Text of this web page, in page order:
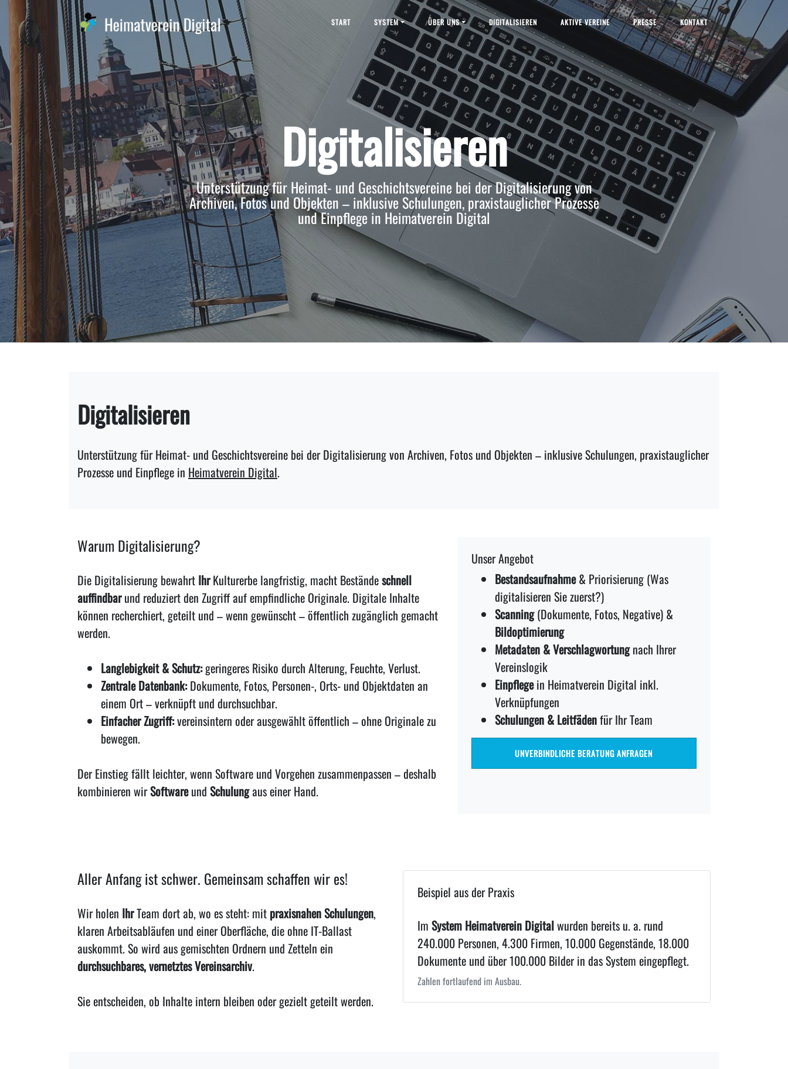
START SYSTEM ÜBER UNS DIGITALISIEREN AKTIVE VEREINE PRESSE KONTAKT
Digitalisieren
Unterstützung für Heimat- und Geschichtsvereine bei derDigitalisierung von
Archiven, Fotos und Objekten– inklusive Schulungen, praxistauglicher Prozesse
und Einpflege in Heimatverein Digital
Digitalisieren
Unterstützung für Heimat- und Geschichtsvereine bei derDigitalisierung von Archiven, Fotos und Objekten – inklusive Schulungen, praxistauglicher
Prozesse und Einpflege in Heimatverein Digital.
Warum Digitalisierung?
Die Digitalisierung bewahrt IhrKulturerbe langfristig, macht Beständeschnell
auffindbarund reduziert den Zugriff auf empfindliche Originale. Digitale Inhalte
können recherchiert, geteilt und – wenn gewünscht – öffentlich zugänglich gemacht
werden.
Langlebigkeit & Schutz:geringeres Risiko durch Alterung, Feuchte, Verlust.
Zentrale Datenbank:Dokumente, Fotos, Personen-, Orts- und Objektdaten an
einem Ort – verknüpft und durchsuchbar.
Einfacher Zugriff:vereinsintern oder ausgewählt öffentlich – ohne Originale zu
bewegen.
Der Einstieg fällt leichter, wenn Software und Vorgehen zusammenpassen – deshalb
kombinieren wirSoftwareund Schulungaus einer Hand.
Unser Angebot
Bestandsaufnahme& Priorisierung (Was
digitalisieren Sie zuerst?)
Scanning(Dokumente, Fotos, Negative) &
Bildoptimierung
Metadaten & Verschlagwortungnach Ihrer
Vereinslogik
Einpflegein Heimatverein Digital inkl.
Verknüpfungen
Schulungen & Leitfädenfür Ihr Team
UNVERBINDLICHE BERATUNG ANFRAGEN
Aller Anfang ist schwer. Gemeinsam schaffen wir es!
Wir holen IhrTeam dort ab, wo es steht: mit praxisnahen Schulungen,
klaren Arbeitsabläufen und einer Oberfläche, die ohne IT-Ballast
auskommt. So wird aus gemischten Ordnern und Zetteln ein
durchsuchbares, vernetztes Vereinsarchiv.
Sie entscheiden, ob Inhalte intern bleiben oder gezielt geteilt werden.
Beispiel aus der Praxis
Im System Heimatverein Digitalwurden bereits u. a. rund
240.000 Personen, 4.300 Firmen, 10.000 Gegenstände, 18.000
Dokumente und über 100.000 Bilder in das System eingepflegt.
Zahlen fortlaufend im Ausbau.